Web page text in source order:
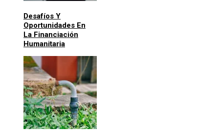
Desafíos Y
Oportunidades En
La Financiación
Humanitaria